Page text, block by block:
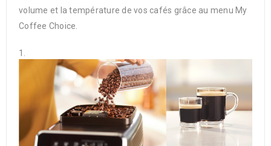
volume et la température de vos cafés grâce au menu My
Coffee Choice.